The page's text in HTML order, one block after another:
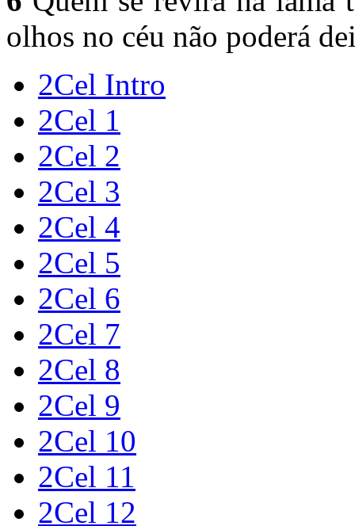
olhos no céu não poderá
2Cel Intro
2Cel 1
2Cel 2
2Cel 3
2Cel 4
2Cel 5
2Cel 6
2Cel 7
2Cel 8
2Cel 9
2Cel 10
2Cel 11
2Cel 12